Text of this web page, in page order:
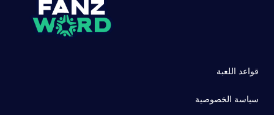
قواعد اللعبة
سياسة الخصوصية